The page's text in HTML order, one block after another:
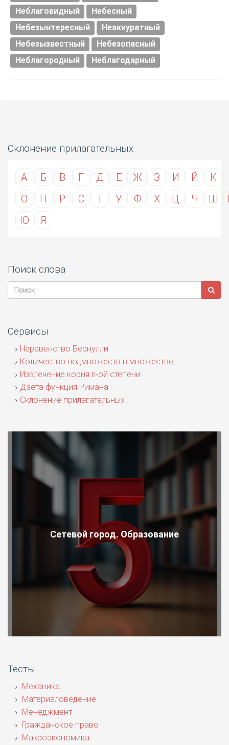
Неблаговидный
Небесный
Небезынтересный
Неаккуратный
Небезызвестный
Небезопасный
Неблагородный
Неблагодарный
Склонение прилагательных
А Б В Г Д Е Ж З И Й К
О
П Р С Т У Ф Х Ц Ч Ш
Ю
Я
Поиск слова
Сервисы
Неравенство Бернулли
Количество подмножеств в множестве
Извлечение корня n-ой степени
Дзета функция Римана
Склонение прилагательных
Сетевой город. Образование
Тесты
Механика
Материаловедение
Менеджмент
Гражданское право
Макроэкономика